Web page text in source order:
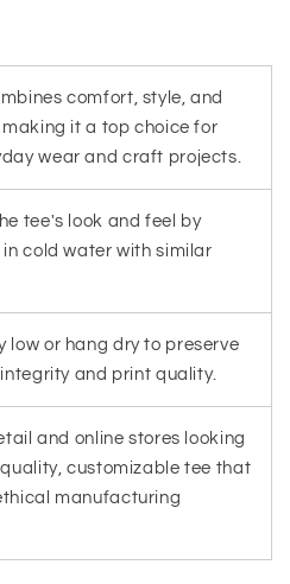
comfort, style, and
it a top choice for
wear and craft projects.
tee's look and feel by
cold water with similar
low or hang dry to preserve
and print quality.
and online stores looking
customizable tee that
manufacturing